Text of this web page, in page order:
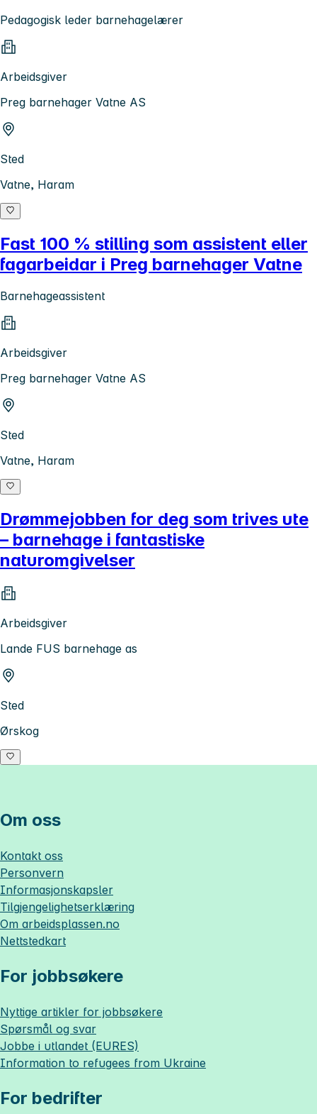
Pedagogisk leder barnehagelærer
Arbeidsgiver
Preg barnehager Vatne AS
Sted
Vatne, Haram
Fast 100 % stilling som assistent eller
fagarbeidar i Preg barnehager Vatne
Barnehageassistent
Arbeidsgiver
Preg barnehager Vatne AS
Sted
Vatne, Haram
Drømmejobben for deg som trives ute
– barnehage i fantastiske
naturomgivelser
Arbeidsgiver
Lande FUS barnehage as
Sted
Ørskog
Om oss
Kontakt oss
Personvern
Informasjonskapsler
Tilgjengelighetserklæring
Om arbeidsplassen.no
Nettstedkart
For jobbsøkere
Nyttige artikler for jobbsøkere
Spørsmål og svar
Jobbe i utlandet (EURES)
Information to refugees from Ukraine
For bedrifter